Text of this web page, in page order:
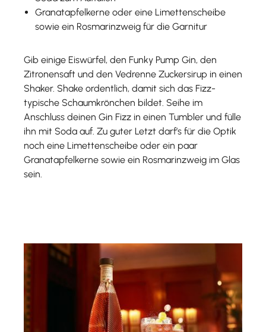
Granatapfelkerne oder eine Limettenscheibe
sowie ein Rosmarinzweig für die Garnitur
Gib einige Eiswürfel, den Funky Pump Gin, den
Zitronensaft und den Vedrenne Zuckersirup in einen
Shaker. Shake ordentlich, damit sich das Fizz-
typische Schaumkrönchen bildet. Seihe im
Anschluss deinen Gin Fizz in einen Tumbler und fülle
ihn mit Soda auf. Zu guter Letzt darf’s für die Optik
noch eine Limettenscheibe oder ein paar
Granatapfelkerne sowie ein Rosmarinzweig im Glas
sein.